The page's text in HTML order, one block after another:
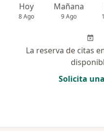
Hoy
8 Ago
Mañana
9 Ago
La reserva de citas
Solicita